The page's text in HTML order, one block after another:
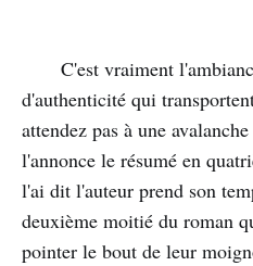
C'est vraiment
d'authenticité qui
attendez pas à une
l'annonce le résumé en
l'ai dit l'auteur prend son
deuxième moitié du roman
pointer le bout de leur